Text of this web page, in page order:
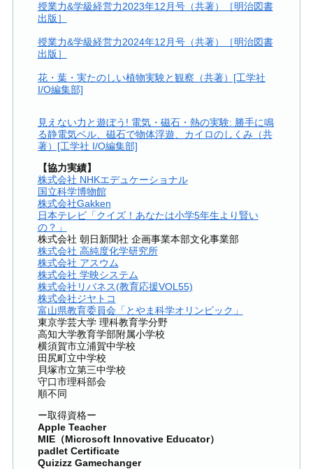
授業力&学級経営力2023年12月号（共著）［明治図書
出版］
授業力&学級経営力2024年12月号（共著）［明治図書
出版］
花・葉・実たのしい植物実験と観察（共著）[工学社
I/O編集部]
見えない力と遊ぼう! 電気・磁石・熱の実験: 勝手に鳴
る静電気ベル、磁石で物体浮遊、カイロのしくみ（共
著）[工学社 I/O編集部]
【協力実績】
株式会社 NHKエデュケーショナル
国立科学博物館
株式会社Gakken
日本テレビ「クイズ！あなたは小学5年生より賢い
の？」
株式会社 朝日新聞社 企画事業本部文化事業部
株式会社 高純度化学研究所
株式会社 アスウム
株式会社 学映システム
株式会社リバネス(教育応援VOL55)
株式会社ジヤトコ
富山県教育委員会「とやま科学オリンピック」
東京学芸大学 理科教育学分野
高知大学教育学部附属小学校
横須賀市立浦賀中学校
田尻町立中学校
貝塚市立第三中学校
守口市理科部会
順不同
ー取得資格ー
Apple Teacher
MIE（Microsoft Innovative Educator）
padlet Certificate
Quizizz Gamechanger